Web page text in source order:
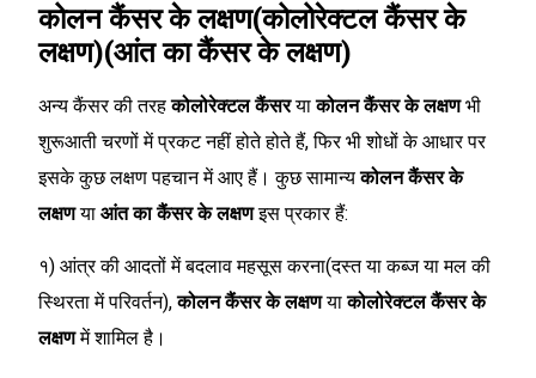
कोलन कैंसर के लक्षण(कोलोरेक्टल कैंसर के
लक्षण)(आंत का कैंसर के लक्षण)
अन्य कैंसर की तरहकोलोरेक्टल कैंसरयाकोलन कैंसर के लक्षणभी
शुरूआती चरणों में प्रकट नहीं होते होते हैं, फिर भी शोधों के आधार पर
इसके कुछ लक्षण पहचान में आए हैं। कुछ सामान्यकोलन कैंसर के
लक्षणया आंत का कैंसर के लक्षणइस प्रकार हैं:
१) आंत्र की आदतों में बदलाव महसूस करना(दस्त या कब्ज या मल की
स्थिरता में परिवर्तन),कोलन कैंसर के लक्षणयाकोलोरेक्टल कैंसर के
लक्षणमें शामिल है।